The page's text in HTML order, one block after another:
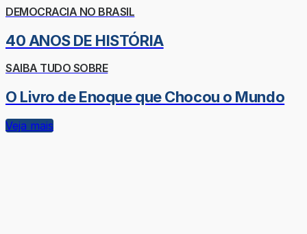
DEMOCRACIA NO BRASIL
40 ANOS DE HISTÓRIA
SAIBA TUDO SOBRE
O Livro de Enoque que Chocou o Mundo
Veja mais